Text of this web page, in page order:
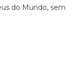
do Mundo, sem